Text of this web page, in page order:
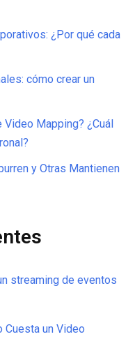
¿Por qué cada
cómo crear un
Mapping? ¿Cuál
y Otras Mantienen
streaming de eventos
Cuesta un Video